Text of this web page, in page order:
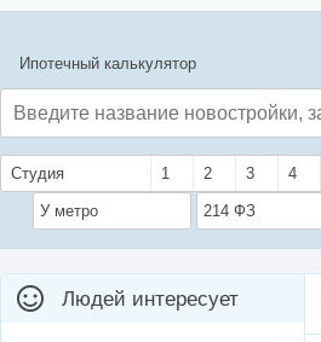
Ипотечный калькулятор
Студия 1 2 3 4
У метро 214 ФЗ
Людей интересует